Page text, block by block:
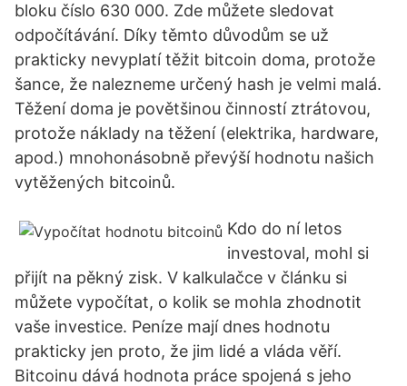
bloku číslo 630 000. Zde můžete sledovat
odpočítávání. Díky těmto důvodům se už
prakticky nevyplatí těžit bitcoin doma, protože
šance, že nalezneme určený hash je velmi malá.
Těžení doma je povětšinou činností ztrátovou,
protože náklady na těžení (elektrika, hardware,
apod.) mnohonásobně převýší hodnotu našich
vytěžených bitcoinů.
Kdo do ní letos
investoval, mohl si
přijít na pěkný zisk. V kalkulačce v článku si
můžete vypočítat, o kolik se mohla zhodnotit
vaše investice. Peníze mají dnes hodnotu
prakticky jen proto, že jim lidé a vláda věří.
Bitcoinu dává hodnota práce spojená s jeho